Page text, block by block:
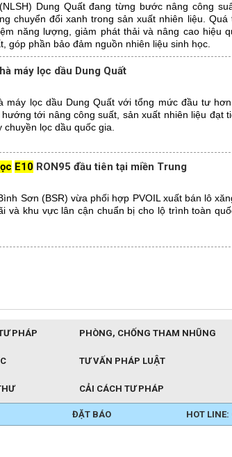
Dung Quất đang từng bước nâng công
chuyển đổi xanh trong sản xuất nhiên liệu. Quá
năng lượng, giảm phát thải và nâng cao hiệu
góp phần bảo đảm nguồn nhiên liệu sinh học.
máy lọc dầu Dung Quất
máy lọc dầu Dung Quất với tổng mức đầu tư
tới nâng công suất, sản xuất nhiên liệu đạt
lọc dầu quốc gia.
E10 RON95 đầu tiên tại miền Trung
Sơn (BSR) vừa phối hợp PVOIL xuất bán lô
và khu vực lân cận chuẩn bị cho lộ trình toàn
PHÁP PHÒNG, CHỐNG THAM NHŨNG
TƯ VẤN PHÁP LUẬT
CẢI CÁCH TƯ PHÁP
ĐẶT BÁO HOT LINE: